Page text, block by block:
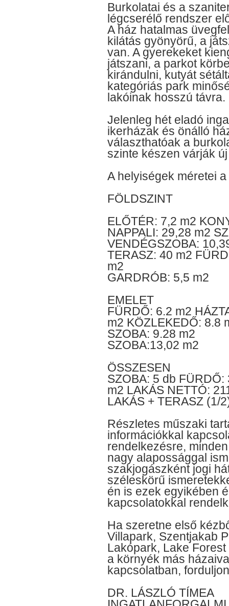
Burkolatai és a
légcserélő rendszer
A ház hatalmas
kilátás gyönyörű, a
van. A gyerekeket
játszani, a parkot
kirándulni, kutyát
kategóriás park
lakóinak hosszú távra.
Jelenleg hét eladó
ikerházak és önálló
választhatóak a
szinte készen várják
A helyiségek méretei
FÖLDSZINT
ELŐTÉR: 7,2 m2
NAPPALI: 29,28 m2
VENDÉGSZOBA:
TERASZ: 40 m2
m2
GARDRÓB: 5,5 m2
EMELET
FÜRDŐ: 6.2 m2
m2 KÖZLEKEDŐ: 8.8
SZOBA: 9.28 m2
SZOBA:13,02 m2
ÖSSZESEN
SZOBA: 5 db
m2 LAKÁS NETTÓ:
LAKÁS + TERASZ (1/
Részletes műszaki
információkkal
rendelkezésre,
nagy alapossággal
szakjogászként jogi
széleskörű
én is ezek egyikében
kapcsolatokkal
Ha szeretne első
Villapark, Szentjakab
Lakópark, Lake
a környék más
kapcsolatban,
DR. LÁSZLÓ TÍMEA